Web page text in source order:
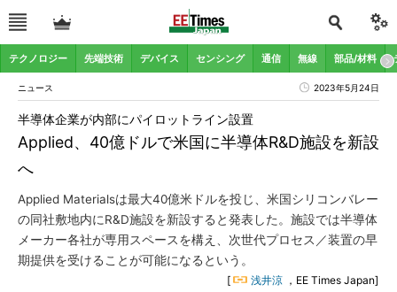
テクノロジー 先端技術 デバイス センシング 通信 無線 部品/材料
ニュース 2023年5月24日
Applied、40億ドルで米国に半導体R&D施設を新設
へ
半導体企業が内部にパイロットライン設置
Applied Materialsは最大40億米ドルを投じ、米国シリコンバレー
の同社敷地内にR&D施設を新設すると発表した。施設では半導体
メーカー各社が専用スペースを構え、次世代プロセス／装置の早
期提供を受けることが可能になるという。
[ 浅井涼 ，EE Times Japan]